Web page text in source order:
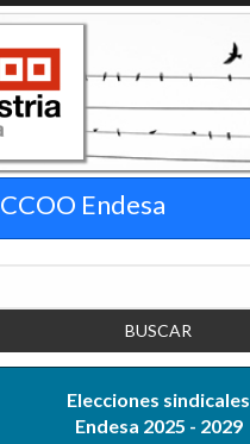
CCOO Endesa
Elecciones sindicales
Endesa 2025 - 2029